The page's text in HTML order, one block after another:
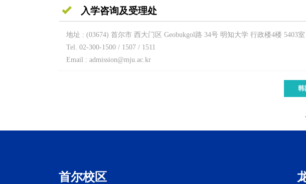
入学咨询及受理处
地址 : (03674) 首尔市 西大门区 Geobukgol路 34号 明知大学 行政楼4楼 5403
Tel. 02-300-1500 / 1507 / 1511
Email : admission@mju.ac.kr
韩
首尔校区